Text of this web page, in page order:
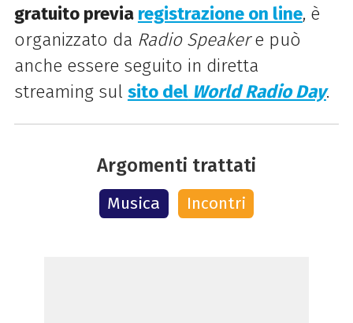
gratuito previa registrazione on line, è
organizzato da Radio Speakere può
anche essere seguito in diretta
streaming sul sito delWorld Radio Day.
Argomenti trattati
Musica Incontri